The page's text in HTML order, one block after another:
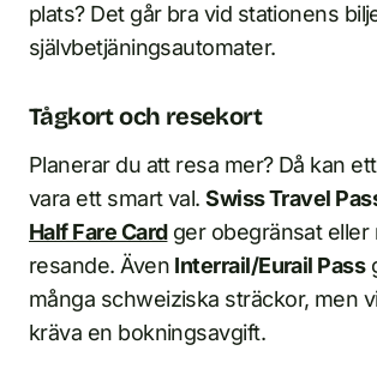
plats? Det går bra vid stationens
självbetjäningsautomater.
Tågkort och resekort
Planerar du att resa mer? Då kan
vara ett smart val.Swiss Travel
Half Fare Cardger obegränsat eller
resande. Även Interrail/Eurail Pass
många schweiziska sträckor, men
kräva en bokningsavgift.